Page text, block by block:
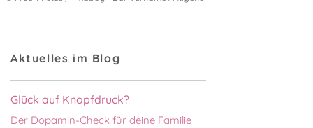
Aktuelles im Blog
Glück auf Knopfdruck?
Der Dopamin-Check für deine Familie